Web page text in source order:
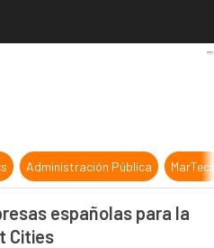
seduce a las empresas
Administración Pública
españolas para la
Cities